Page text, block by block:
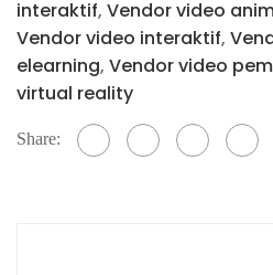
interaktif, Vendor video
Vendor video interaktif,
elearning, Vendor video
virtual reality
Share: